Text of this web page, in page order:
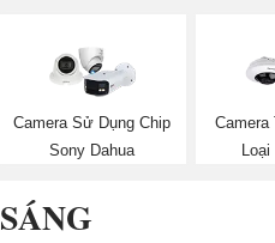
Camera Sử Dụng Chip
Sony Dahua
Camera